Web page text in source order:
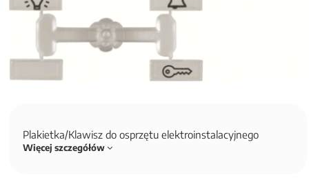
Plakietka/Klawisz do osprzętu elektroinstalacyjnego
Więcej szczegółów